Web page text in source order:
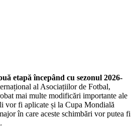
etapă începând cu sezonul 2026-
al Asociațiilor de Fotbal,
mai multe modificări importante ale
vor fi aplicate și la Cupa Mondială
în care aceste schimbări vor putea fi